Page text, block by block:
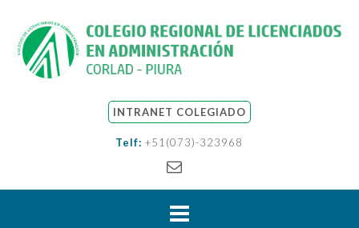
INTRANET COLEGIADO
Telf: +51(073)-323968